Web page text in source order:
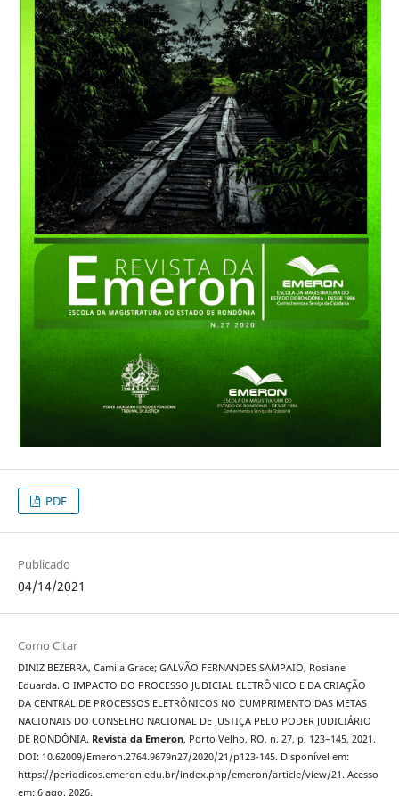
PDF
Publicado
04/14/2021
Como Citar
DINIZ BEZERRA, Camila Grace; GALVÃO FERNANDES SAMPAIO, Rosiane
Eduarda. O IMPACTO DO PROCESSO JUDICIAL ELETRÔNICO E DA CRIAÇÃO
DA CENTRAL DE PROCESSOS ELETRÔNICOS NO CUMPRIMENTO DAS METAS
NACIONAIS DO CONSELHO NACIONAL DE JUSTIÇA PELO PODER JUDICIÁRIO
DE RONDÔNIA. Revista da Emeron, Porto Velho, RO, n. 27, p. 123–145, 2021.
DOI: 10.62009/Emeron.2764.9679n27/2020/21/p123-145. Disponível em:
https://periodicos.emeron.edu.br/index.php/emeron/article/view/21. Acesso
em: 6 ago. 2026.